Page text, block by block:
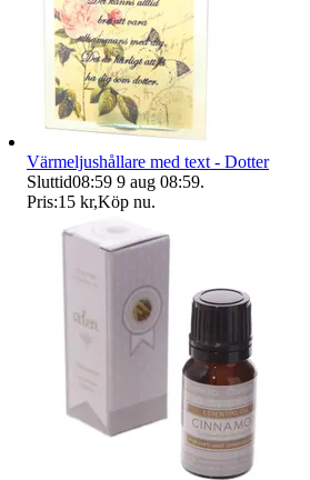
Värmeljushållare med text - Dotter
Sluttid08:59 9 aug 08:59.
Pris:15 kr,Köp nu.